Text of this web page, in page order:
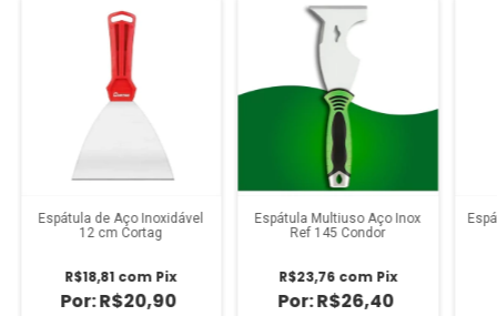
Espátula de Aço Inoxidável
12 cm Cortag
R$20,90
R$18,81 com Pix
Espátula Multiuso Aço Inox
Ref 145 Condor
R$26,40
R$23,76 com Pix